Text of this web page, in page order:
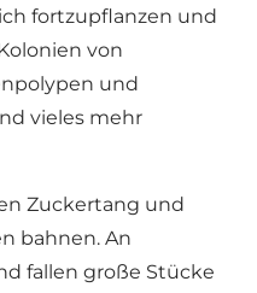
fortzupflanzen und
von
und
vieles mehr
Zuckertang und
bahnen. An
fallen große Stücke